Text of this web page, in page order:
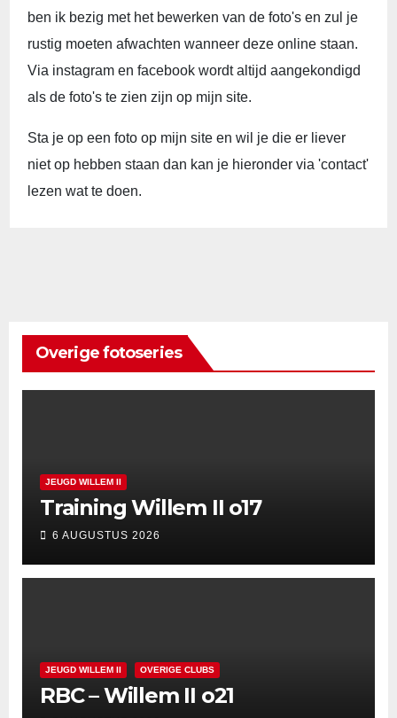
ben ik bezig met het bewerken van de foto's en zul je
rustig moeten afwachten wanneer deze online staan.
Via instagram en facebook wordt altijd aangekondigd
als de foto's te zien zijn op mijn site.
Sta je op een foto op mijn site en wil je die er liever
niet op hebben staan dan kan je hieronder via 'contact'
lezen wat te doen.
Overige fotoseries
JEUGD WILLEM II
Training Willem II o17
6 AUGUSTUS 2026
JEUGD WILLEM II OVERIGE CLUBS
RBC – Willem II o21